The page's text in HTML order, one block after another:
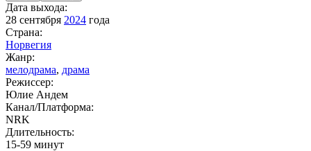
Дата выхода:
28 сентября 2024 года
Страна:
Норвегия
Жанр:
мелодрама, драма
Режиссер:
Юлие Андем
Канал/Платформа:
NRK
Длительность:
15-59 минут